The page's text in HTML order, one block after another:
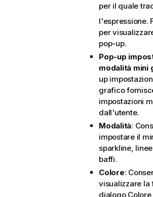
per il quale
l'espressione.
per
pop-up.
Pop-up
modalità mini
up
grafico
impostazioni
dall'utente.
Modalità:
impostare il
sparkline,
baffi.
Colore:
visualizzare la
dialogo